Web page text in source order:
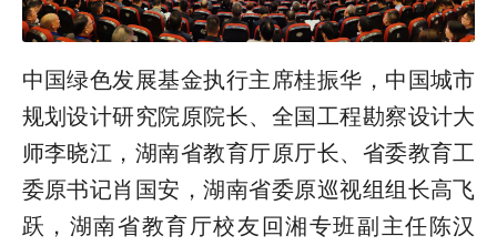
中国绿色发展基金执行主席桂振华，中国城市
规划设计研究院原院长、全国工程勘察设计大
师李晓江，湖南省教育厅原厅长、省委教育工
委原书记肖国安，湖南省委原巡视组组长高飞
跃，湖南省教育厅校友回湘专班副主任陈汉